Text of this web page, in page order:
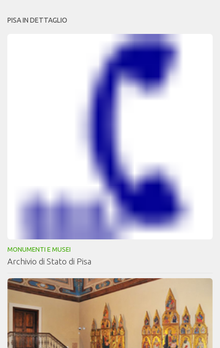
PISA IN DETTAGLIO
MONUMENTI E MUSEI
Archivio di Stato di Pisa